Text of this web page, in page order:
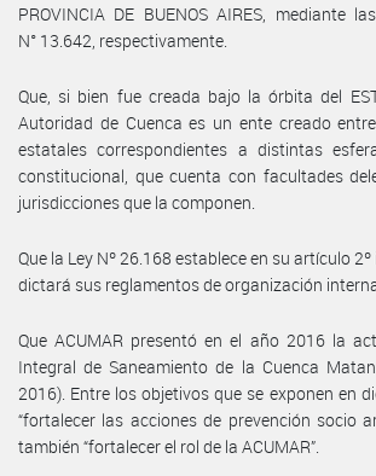
PROVINCIA DE BUENOS AIRES, mediante
N° 13.642, respectivamente.
Que, si bien fue creada bajo la órbita del
Autoridad de Cuenca es un ente creado
estatales correspondientes a distintas
constitucional, que cuenta con facultades
jurisdicciones que la componen.
Que la Ley Nº 26.168 establece en su artículo
dictará sus reglamentos de organización
Que ACUMAR presentó en el año 2016 la
Integral de Saneamiento de la Cuenca
2016). Entre los objetivos que se exponen en
“fortalecer las acciones de prevención socio
también “fortalecer el rol de la ACUMAR”.